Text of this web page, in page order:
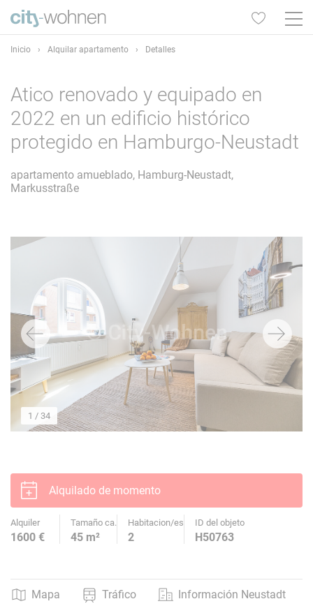
Inicio › Alquilar apartamento › Detalles
Atico renovado y equipado en
2022 en un edificio histórico
protegido en Hamburgo-Neustadt
apartamento amueblado, Hamburg-Neustadt,
Markusstraße
1 / 34
Alquilado de momento
Alquiler Tamaño ca. Habitacion/es ID del objeto
1600 € 45 m² 2 H50763
Mapa Tráfico Información Neustadt